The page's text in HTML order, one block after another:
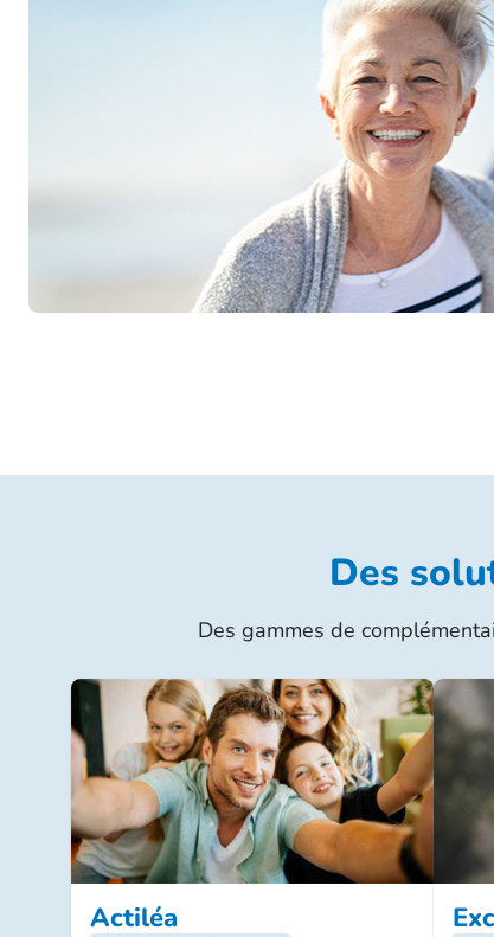
Des
Des gammes de
Actiléa